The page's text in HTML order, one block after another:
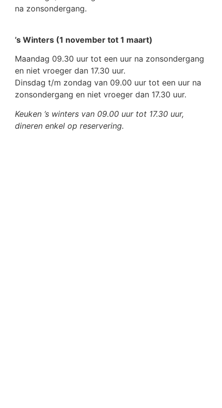
na zonsondergang.
’s Winters (1 november tot 1 maart)
Maandag 09.30 uur tot een uur na zonsondergang
en niet vroeger dan 17.30 uur.
Dinsdag t/m zondag van 09.00 uur tot een uur na
zonsondergang en niet vroeger dan 17.30 uur.
Keuken ’s winters van 09.00 uur tot 17.30 uur,
dineren enkel op reservering.